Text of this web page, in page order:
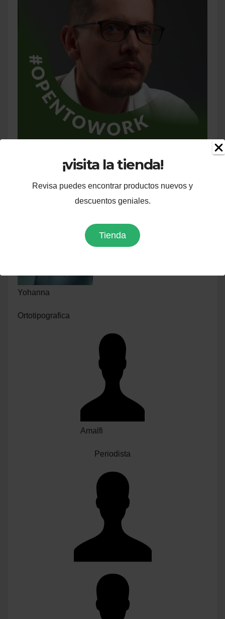
¡visita la tienda!
Revisa puedes encontrar productos nuevos y
descuentos geniales.
Tienda
Yohanna
Ortotipografica
Amalfi
Periodista